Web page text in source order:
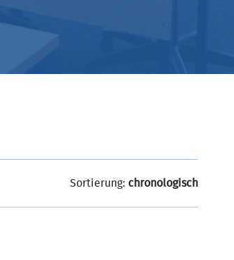
Sortierung: chronologisch